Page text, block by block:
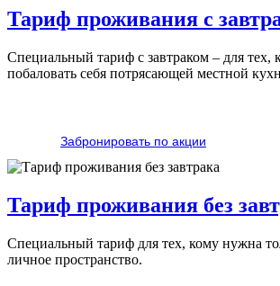
Тариф проживания с
Специальный тариф с завтраком – для тех,
побаловать себя потрясающей местной
Забронировать по акции
Тариф проживания без
Специальный тариф для тех, кому нужна
личное пространство.